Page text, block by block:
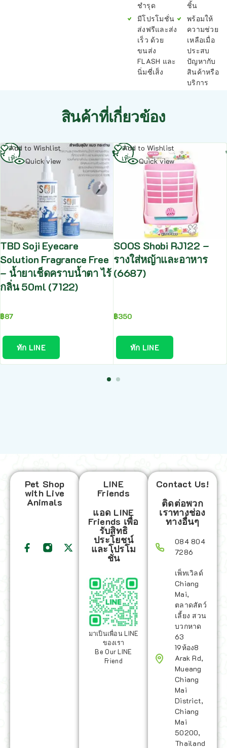
ชำรุด
มีโปรโมชั่น
ส่งฟรีและส่ง
เร็ว ด้วย
ขนส่ง
FLASH และ
นิ่มซี่เส็ง
ชิ้น
พร้อมให้
ความช่วย
เหลือเมื่อ
ประสบ
ปัญหากับ
สินค้าหรือ
บริการ
สินค้าที่เกี่ยวข้อง
Add to Wishlist
Quick view
TBD Soji Eyecare
Solution Fragrance Free
– น้ำยาเช็ดคราบน้ำตา ไร้
กลิ่น 50ml (7122)
฿87
ทัก LINE
อ่าน
เพิ่ม
Add to Wishlist
Quick view
SOOS Shobi RJ122 –
รางใส่หญ้าและอาหาร
(6687)
฿350
ทัก LINE
อ่าน
เพิ่ม
Pet Shop
with Live
Animals
LINE
Friends
แอด LINE
Friends เพื่อ
รับสิทธิ
ประโยชน์
และโปรโม
ชั่น
มาเป็นเพื่อน LINE
ของเรา
Be Our LINE
Friend
Contact Us!
ติดต่อพวก
เราทางช่อง
ทางอื่นๆ
084 804
7286
เพ็ทเวิลด์
Chiang
Mai,
ตลาดสัตว์
เลี้ยง สวน
บวกหาด
63
19ห้อง8
Arak Rd,
Mueang
Chiang
Mai
District,
Chiang
Mai
50200,
Thailand